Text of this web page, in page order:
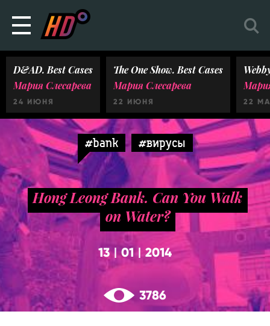
D&AD. Best Cases
Мария Слесарева
24 ИЮНЯ
The One Show. Best Cases
Мария Слесарева
22 ИЮНЯ 22
#bank #вирусы
Hong Leong Bank. Can You Walk
on Water?
13|01 2014
3786